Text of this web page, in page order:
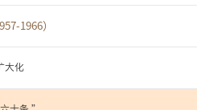
1966）
大化